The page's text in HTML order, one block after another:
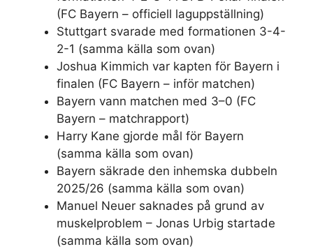
(FC Bayern – officiell laguppställning)
Stuttgart svarade med formationen 3-4-
2-1 (samma källa som ovan)
Joshua Kimmich var kapten för Bayern i
finalen (FC Bayern – inför matchen)
Bayern vann matchen med 3–0 (FC
Bayern – matchrapport)
Harry Kane gjorde mål för Bayern
(samma källa som ovan)
Bayern säkrade den inhemska dubbeln
2025/26 (samma källa som ovan)
Manuel Neuer saknades på grund av
muskelproblem – Jonas Urbig startade
(samma källa som ovan)